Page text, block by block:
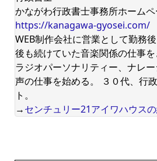
かながわ行政書士事務所ホームペ
https://kanagawa-gyosei.com/
WEB制作会社に営業として勤務
後も続けていた音楽関係の仕事
ラジオパーソナリティー、ナレ
声の仕事を始める。 ３０代、行
ト。
→センチュリー21アイワハウス